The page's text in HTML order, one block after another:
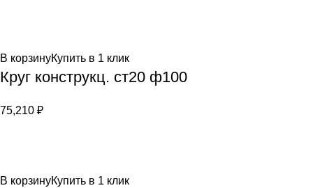
В корзинуКупить в 1 клик
Круг конструкц. ст20 ф100
75,210 ₽
В корзинуКупить в 1 клик